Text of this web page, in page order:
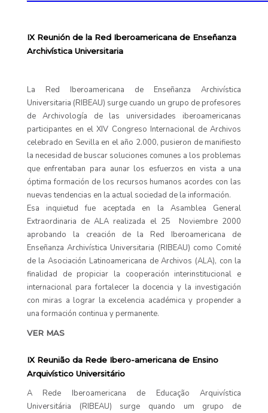
IX Reunión de la Red Iberoamericana de Enseñanza
Archivística Universitaria
La Red Iberoamericana de Enseñanza Archivística
Universitaria (RIBEAU) surge cuando un grupo de profesores
de Archivología de las universidades iberoamericanas
participantes en el XIV Congreso Internacional de Archivos
celebrado en Sevilla en el año 2.000, pusieron de manifiesto
la necesidad de buscar soluciones comunes a los problemas
que enfrentaban para aunar los esfuerzos en vista a una
óptima formación de los recursos humanos acordes con las
nuevas tendencias en la actual sociedad de la información.
Esa inquietud fue aceptada en la Asamblea General
Extraordinaria de ALA realizada el 25 Noviembre 2000
aprobando la creación de la Red Iberoamericana de
Enseñanza Archivística Universitaria (RIBEAU) como Comité
de la Asociación Latinoamericana de Archivos (ALA), con la
finalidad de propiciar la cooperación interinstitucional e
internacional para fortalecer la docencia y la investigación
con miras a lograr la excelencia académica y propender a
una formación continua y permanente.
VER MAS
IX Reunião da Rede Ibero-americana de Ensino
Arquivístico Universitário
A Rede Iberoamericana de Educação Arquivística
Universitária (RIBEAU) surge quando um grupo de